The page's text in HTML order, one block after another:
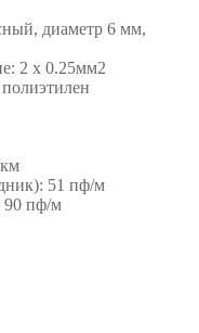
диаметр 6 мм,
2 х 0.25мм2
51 пф/м
90 пф/м